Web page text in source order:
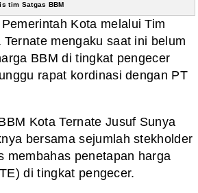
tim Satgas BBM
Pemerintah Kota melalui Tim
mengaku saat ini belum
BBM di tingkat pengecer
rapat kordinasi dengan PT
Kota Ternate Jusuf Sunya
bersama sejumlah stekholder
membahas penetapan harga
di tingkat pengecer.